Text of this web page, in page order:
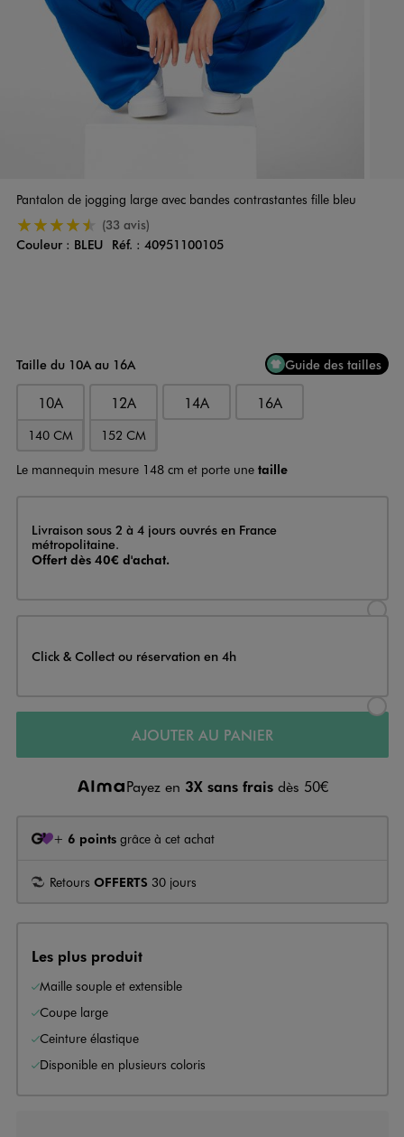
Pantalon de jogging large avec bandes contrastantes fille bleu
4.5/5 de moyenne
(33 avis)
Couleur
Couleur : BLEU Réf. : 40951100105
Taille du 10A au 16A Guide des tailles
10A
140 CM
12A
152 CM
14A 16A
Le mannequin mesure 148 cm et porte une taille
Livraison
Livraison sous 2 à 4 jours ouvrés en France
métropolitaine.
Offert dès 40€ d'achat.
Click & Collect ou réservation en 4h
AJOUTER AU PANIER
Payez en 3X sans frais dès 50€
+ 6 points grâce à cet achat
Retours OFFERTS 30 jours
Les plus produit
Maille souple et extensible
Coupe large
Ceinture élastique
Disponible en plusieurs coloris